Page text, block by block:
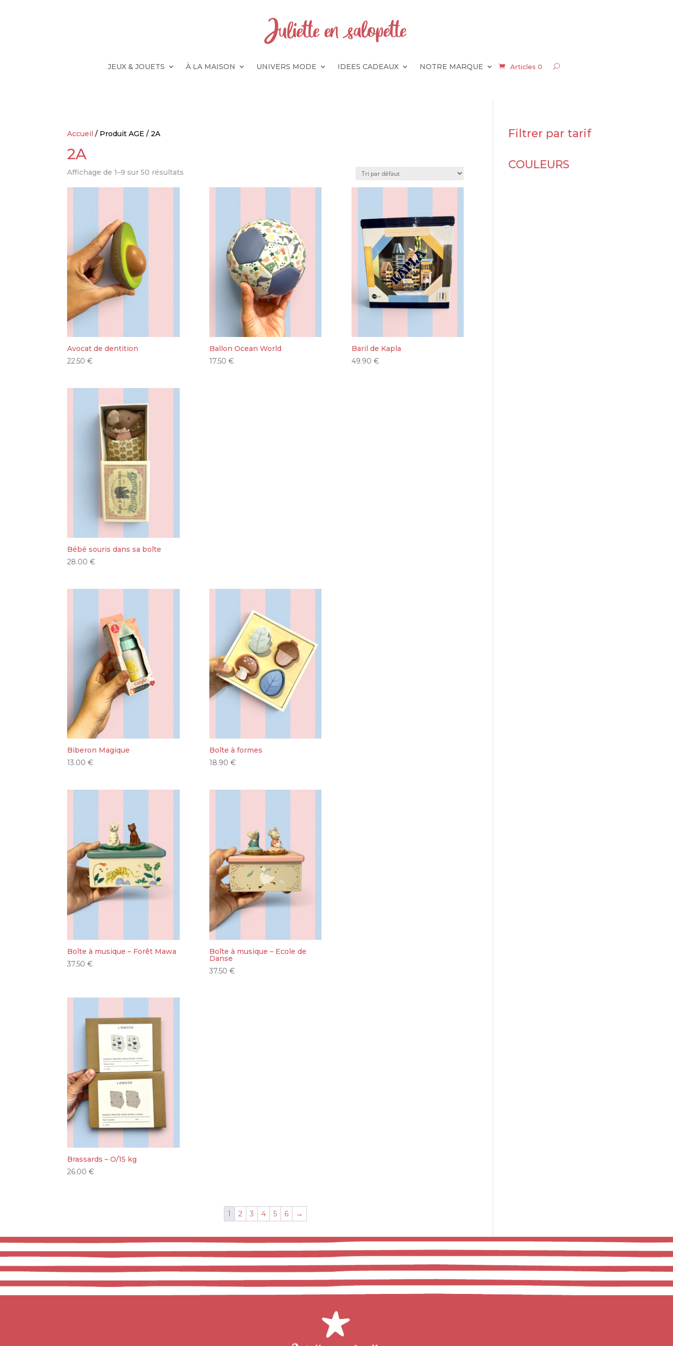
JEUX & JOUETS À LA MAISON UNIVERS MODE IDEES CADEAUX NOTRE MARQUE Articles 0
Accueil / Produit AGE / 2A
2A
Affichage de 1–9 sur 50 résultats
Avocat de dentition
22.50€
Ballon Ocean World
17.50 €
Baril de Kapla
49.90 €
Bébé souris dans sa boîte
28.00€
Biberon Magique
13.00€
Boîte à formes
18.90 €
Boîte à musique – Forêt Mawa
37.50€
Boîte à musique – Ecole de
Danse
37.50 €
Brassards – O/15 kg
26.00€
1 2 3 4 5 6 →
Filtrer par tarif
COULEURS